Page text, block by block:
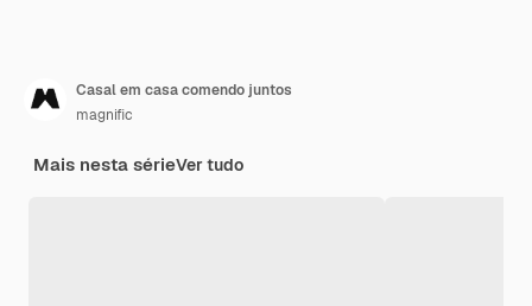
Casal em casa comendo juntos
magnific
Mais nesta sérieVer tudo